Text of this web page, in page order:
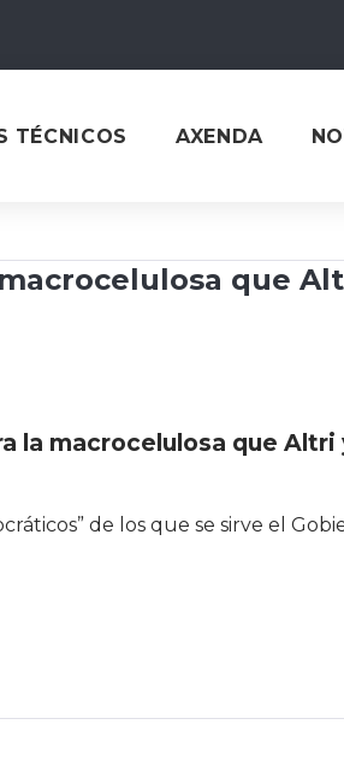
TÉCNICOS AXENDA
que
la macrocelulosa que Altri
de los que se sirve el